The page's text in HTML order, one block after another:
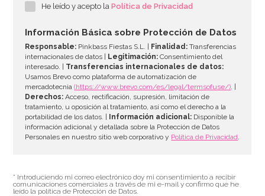
AÑADIR
He leído y acepto laPolítica de Privacidad
Información Básica sobre Protección de Datos
Responsable: Pinkbass Fiestas S.L. | Finalidad: Transferencias
internacionales de datos |
Legitimación: Consentimiento del
interesado. | Transferencias internacionales de datos:
Usamos Brevo como plataforma de automatización de
mercadotecnia(https://www.brevo.com/es/legal/termsofuse/). |
Derechos: Acceso, rectificación, supresión, limitación de
tratamiento, u oposición al tratamiento, así como el derecho a la
portabilidad de los datos. |
Información adicional: Disponible la
información adicional y detallada sobre la Protección de Datos
Personales en nuestro sitio web corporativo y Política de Privacidad.
* Introduciendo mi correo electrónico doy mi consentimiento a recibir
comunicaciones comerciales a través de mi e-mail y confirmo que he
leído la política de Protección de Datos.